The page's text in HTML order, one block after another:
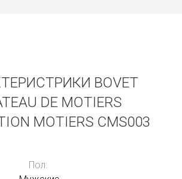
BOVET
DE MOTIERS
MOTIERS CMS003
Пол: